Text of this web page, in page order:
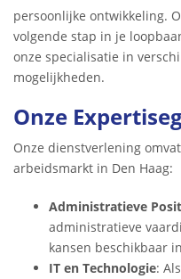
persoonlijke ontwikkeling.
volgende stap in je
onze specialisatie in
mogelijkheden.
Onze
Onze dienstverlening
arbeidsmarkt in Den Haag:
Administratieve
administratieve
kansen beschikbaar
IT en Technologie: